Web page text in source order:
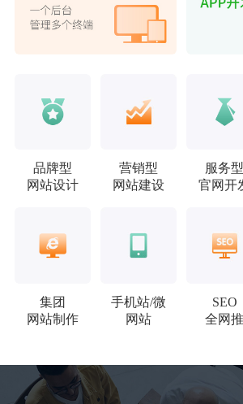
品牌型
网站设计
营销型
网站建设
服务型
官网开
集团
网站制作
手机站/微
网站
SEO
全网推